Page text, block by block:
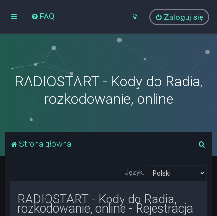
FAQ Zaloguj się
RADIOSTART - Kody do Radia,
rozkodowanie, online
Strona główna
Język:
RADIOSTART - Kody do Radia,
rozkodowanie, online - Rejestracja